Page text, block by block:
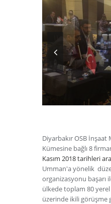
Diyarbakır OSB İnşaat
Kümesine bağlı 8
Kasım 2018 tarihleri
Umman'a yönelik
organizasyonu başarı
ülkede toplam 80
üzerinde ikili görüşme